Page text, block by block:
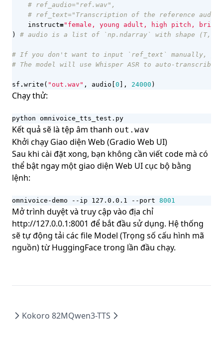
# ref_audio="ref.wav",
# ref_text="Transcription of the reference
instruct="female, young adult, high pitch,
)
# audio is a list of `np.ndarray` with shape (T,)
# If you don't want to input `ref_text` manually,
# The model will use Whisper ASR to auto-transcribe
sf . write ( "out.wav" , audio 0 ], 24000 )
Chạy thử:
python omnivoice_tts_test.py
Kết quả sẽ là tệp âm thanh out.wav
Khởi chạy Giao diện Web (Gradio Web UI)
Sau khi cài đặt xong, bạn không cần viết code mà có
thể bật ngay một giao diện Web UI cục bộ bằng
lệnh:
omnivoice-demo --ip 127.0.0.1 --port 8001
Mở trình duyệt và truy cập vào địa chỉ
http://127.0.0.1:8001 để bắt đầu sử dụng. Hệ thống
sẽ tự động tải các file Model (Trọng số cấu hình mã
nguồn) từ HuggingFace trong lần đầu chạy.
Kokoro 82MQwen3-TTS